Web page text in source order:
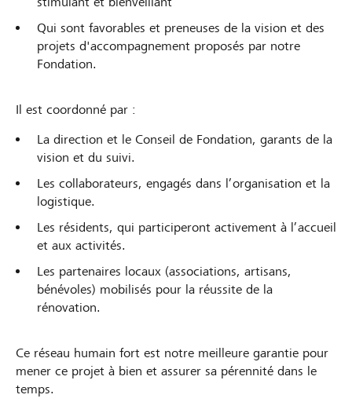
Qui sont favorables et preneuses de la vision et des
projets d'accompagnement proposés par notre
Fondation.
Il est coordonné par :
La direction et le Conseil de Fondation, garants de la
vision et du suivi.
Les collaborateurs, engagés dans l’organisation et la
logistique.
Les résidents, qui participeront activement à l’accueil
et aux activités.
Les partenaires locaux (associations, artisans,
bénévoles) mobilisés pour la réussite de la
rénovation.
Ce réseau humain fort est notre meilleure garantie pour
mener ce projet à bien et assurer sa pérennité dans le
temps.